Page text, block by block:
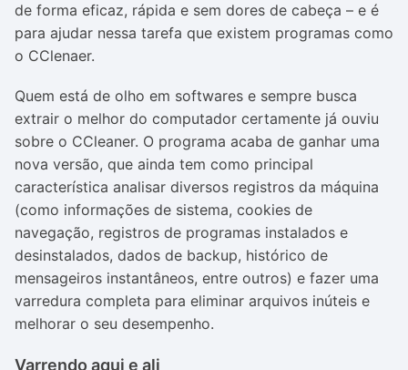
de forma eficaz, rápida e sem dores de cabeça – e é
para ajudar nessa tarefa que existem programas como
o CClenaer.
Quem está de olho em softwares e sempre busca
extrair o melhor do computador certamente já ouviu
sobre o CCleaner. O programa acaba de ganhar uma
nova versão, que ainda tem como principal
característica analisar diversos registros da máquina
(como informações de sistema, cookies de
navegação, registros de programas instalados e
desinstalados, dados de backup, histórico de
mensageiros instantâneos, entre outros) e fazer uma
varredura completa para eliminar arquivos inúteis e
melhorar o seu desempenho.
Varrendo aqui e ali